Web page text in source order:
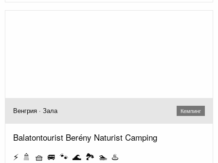
Венгрия · Зала Кемпинг
Balatontourist Berény Naturist Camping
⚡ 🚿 🧺 🚐 🐾 🌊 🏞️ 🏊 ♨️